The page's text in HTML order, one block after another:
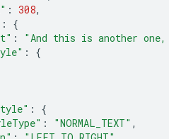
: 308,
:
{
:
"And this is another
:
{
:
{
: "NORMAL_TEXT" ,